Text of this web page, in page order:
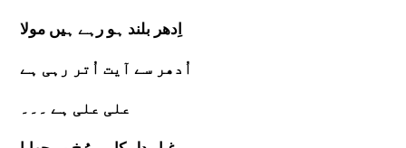
اِدھر بلند ہو رہے ہیں مولا
اُدھر سے آیت اُتر رہی ہے
علی علی ہے ۔۔۔